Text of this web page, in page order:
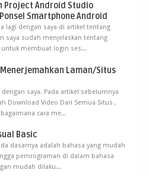
Project Android Studio
Smartphone Android
lagi dengan saya di artikel tentang
saya sudah menjelaskan tentang
untuk membuat login ses...
Laman/Situs
dengan saya. Pada artikel sebelumnya
Download Video Dari Semua Situs ,
cara me...
Basic
dasarnya adalah bahasa yang mudah
pemrograman di dalam bahasa
mudah dilaku...